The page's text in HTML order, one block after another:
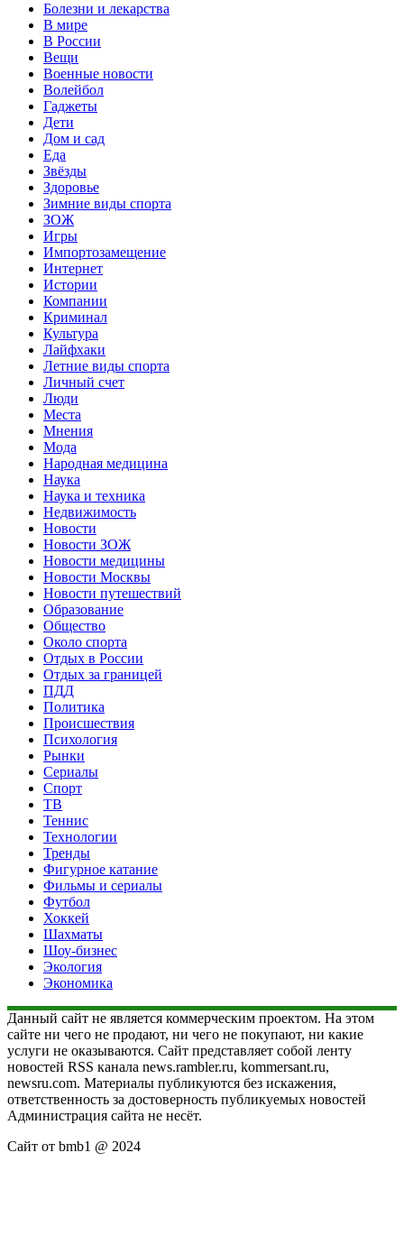
Болезни и лекарства
В мире
В России
Вещи
Военные новости
Волейбол
Гаджеты
Дети
Дом и сад
Еда
Звёзды
Здоровье
Зимние виды спорта
ЗОЖ
Игры
Импортозамещение
Интернет
Истории
Компании
Криминал
Культура
Лайфхаки
Летние виды спорта
Личный счет
Люди
Места
Мнения
Мода
Народная медицина
Наука
Наука и техника
Недвижимость
Новости
Новости ЗОЖ
Новости медицины
Новости Москвы
Новости путешествий
Образование
Общество
Около спорта
Отдых в России
Отдых за границей
ПДД
Политика
Происшествия
Психология
Рынки
Сериалы
Спорт
ТВ
Теннис
Технологии
Тренды
Фигурное катание
Фильмы и сериалы
Футбол
Хоккей
Шахматы
Шоу-бизнес
Экология
Экономика
Данный сайт не является коммерческим проектом. На этом
сайте ни чего не продают, ни чего не покупают, ни какие
услуги не оказываются. Сайт представляет собой ленту
новостей RSS канала news.rambler.ru, kommersant.ru,
newsru.com. Материалы публикуются без искажения,
ответственность за достоверность публикуемых новостей
Администрация сайта не несёт.
Сайт от bmb1 @ 2024